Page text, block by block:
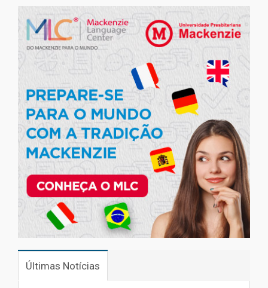
Últimas Notícias